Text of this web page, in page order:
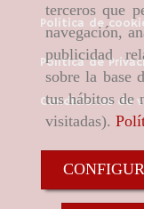
terceros que
navegación,
publicidad
sobre la base
tus hábitos de
visitadas).
Política de
Política de
Condiciones de